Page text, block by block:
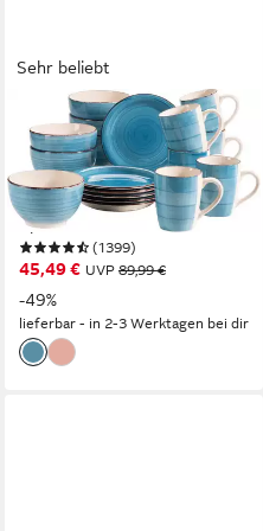
Sehr beliebt
OTTO HOME
Kaffeeservice Geschirr-Set,
Service Bell Tempo (18-tlg), 6
Personen, Keramik, mit
Spiraldekor, 18 Teile, für 6
Personen (1399)
45,49 € UVP 89,99 €
-49%
lieferbar - in 2-3 Werktagen bei dir